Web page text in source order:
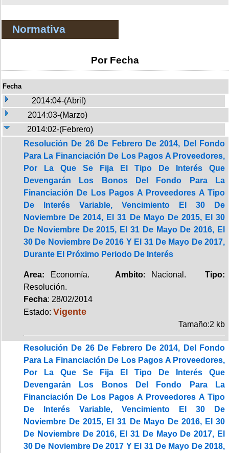
Normativa
Por Fecha
Fecha
2014:04-(Abril)
2014:03-(Marzo)
2014:02-(Febrero)
Resolución De 26 De Febrero De 2014, Del Fondo
Para La Financiación De Los Pagos A Proveedores,
Por La Que Se Fija El Tipo De Interés Que
Devengarán Los Bonos Del Fondo Para La
Financiación De Los Pagos A Proveedores A Tipo
De Interés Variable, Vencimiento El 30 De
Noviembre De 2014, El 31 De Mayo De 2015, El 30
De Noviembre De 2015, El 31 De Mayo De 2016, El
30 De Noviembre De 2016 Y El 31 De Mayo De 2017,
Durante El Próximo Periodo De Interés
Area: Economía. Ambito: Nacional.Tipo:
Resolución.
Fecha: 28/02/2014
Estado: Vigente
Tamaño:2 kb
Resolución De 26 De Febrero De 2014, Del Fondo
Para La Financiación De Los Pagos A Proveedores,
Por La Que Se Fija El Tipo De Interés Que
Devengarán Los Bonos Del Fondo Para La
Financiación De Los Pagos A Proveedores A Tipo
De Interés Variable, Vencimiento El 30 De
Noviembre De 2015, El 31 De Mayo De 2016, El 30
De Noviembre De 2016, El 31 De Mayo De 2017, El
30 De Noviembre De 2017 Y El 31 De Mayo De 2018,